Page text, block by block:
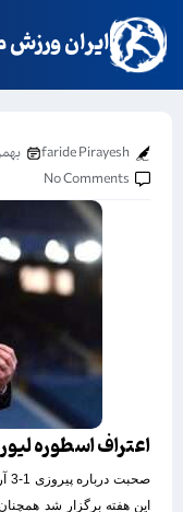
ایران ورزش
faride Pirayesh بهمن ۱۷, ۱۴۰۲
No Comments
اعتراف اسطوره
صحبت
این هفته برگزار شد همچنان